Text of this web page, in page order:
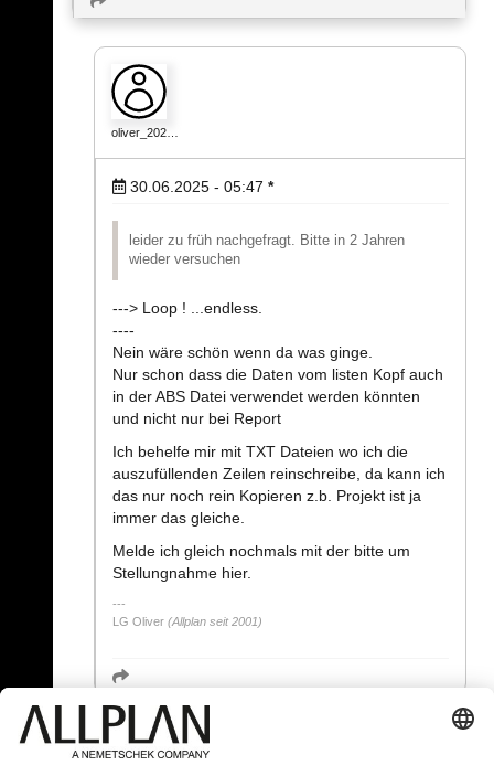
oliver_202…
30.06.2025 - 05:47 *
leider zu früh nachgefragt. Bitte in 2 Jahren
wieder versuchen
---> Loop ! ...endless.
----
Nein wäre schön wenn da was ginge.
Nur schon dass die Daten vom listen Kopf auch
in der ABS Datei verwendet werden könnten
und nicht nur bei Report
Ich behelfe mir mit TXT Dateien wo ich die
auszufüllenden Zeilen reinschreibe, da kann ich
das nur noch rein Kopieren z.b. Projekt ist ja
immer das gleiche.
Melde ich gleich nochmals mit der bitte um
Stellungnahme hier.
LG Oliver (Allplan seit 2001)